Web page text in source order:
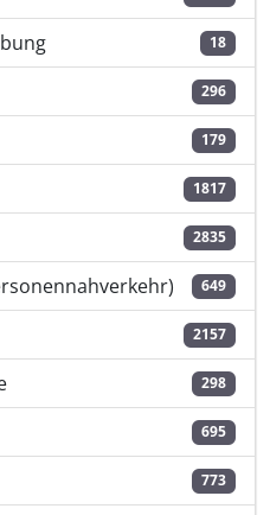
18
296
179
1817
2835
649
2157
298
695
773